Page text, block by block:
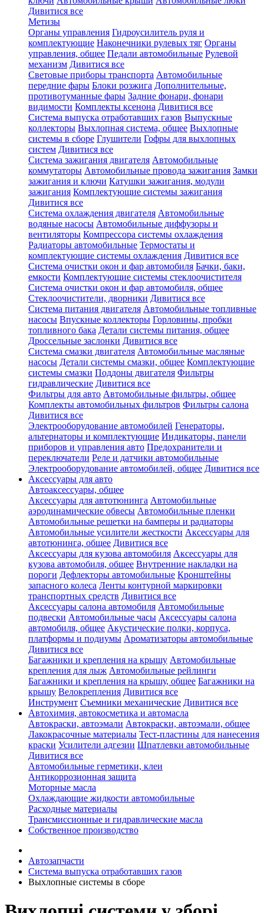
Дивитися все
Метизы
Органы управления Гидроусилитель руля и
комплектующие Наконечники рулевых тяг Органы
управления, общее Педали автомобильные Рулевой
механизм Дивитися все
Световые приборы транспорта Автомобильные
передние фары Блоки розжига Дополнительные,
противотуманные фары Задние фонари, фонари
видимости Комплекты ксенона Дивитися все
Система выпуска отработавших газов Выпускные
коллекторы Выхлопная система, общее Выхлопные
системы в сборе Глушители Гофры для выхлопных
систем Дивитися все
Система зажигания двигателя Автомобильные
коммутаторы Автомобильные провода зажигания Замки
зажигания и ключи Катушки зажигания, модули
зажигания Комплектующие системы зажигания
Дивитися все
Система охлаждения двигателя Автомобильные
водяные насосы Автомобильные диффузоры и
вентиляторы Компрессора системы охлаждения
Радиаторы автомобильные Термостаты и
комплектующие системы охлаждения Дивитися все
Система очистки окон и фар автомобиля Бачки, баки,
емкости Комплектующие системы стеклоочистителя
Система очистки окон и фар автомобиля, общее
Стеклоочистители, дворники Дивитися все
Система питания двигателя Автомобильные топливные
насосы Впускные коллекторы Горловины, пробки
топливного бака Детали системы питания, общее
Дроссельные заслонки Дивитися все
Система смазки двигателя Автомобильные масляные
насосы Детали системы смазки, общее Комплектующие
системы смазки Поддоны двигателя Фильтры
гидравлические Дивитися все
Фильтры для авто Автомобильные фильтры, общее
Комплекты автомобильных фильтров Фильтры салона
Дивитися все
Электрооборудование автомобилей Генераторы,
альтернаторы и комплектующие Индикаторы, панели
приборов и управления авто Предохранители и
переключатели Реле и датчики автомобильные
Электрооборудование автомобилей, общее Дивитися все
Аксессуары для авто
Автоаксессуары, общее
Аксессуары для автотюнинга Автомобильные
аэродинамические обвесы Автомобильные пленки
Автомобильные решетки на бамперы и радиаторы
Автомобильные усилители жесткости Аксессуары для
автотюнинга, общее Дивитися все
Аксессуары для кузова автомобиля Аксессуары для
кузова автомобиля, общее Внутренние накладки на
пороги Дефлекторы автомобильные Кронштейны
запасного колеса Ленты контурной маркировки
транспортных средств Дивитися все
Аксессуары салона автомобиля Автомобильные
подвески Автомобильные часы Аксессуары салона
автомобиля, общее Акустические полки, корпуса,
платформы и подиумы Ароматизаторы автомобильные
Дивитися все
Багажники и крепления на крышу Автомобильные
крепления для лыж Автомобильные рейлинги
Багажники и крепления на крышу, общее Багажники на
крышу Велокрепления Дивитися все
Инструмент Съемники механические Дивитися все
Автохимия, автокосметика и автомасла
Автокраски, автоэмали Автокраски, автоэмали, общее
Лакокрасочные материалы Тест-пластины для нанесения
краски Усилители адгезии Шпатлевки автомобильные
Дивитися все
Автомобильные герметики, клеи
Антикоррозионная защита
Моторные масла
Охлаждающие жидкости автомобильные
Расходные материалы
Трансмиссионные и гидравлические масла
Собственное производство
Автозапчасти
Система выпуска отработавших газов
Выхлопные системы в сборе